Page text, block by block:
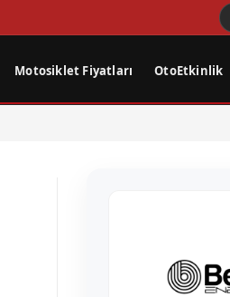
Motosiklet Fiyatları OtoEtkinlik